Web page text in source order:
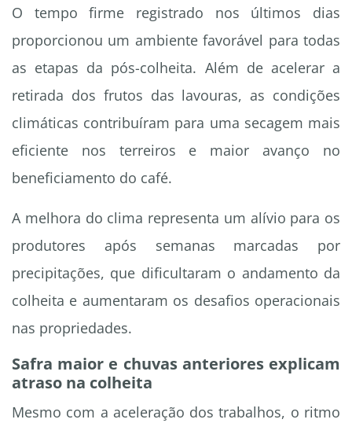
O tempo firme registrado nos últimos dias
proporcionou um ambiente favorável para todas
as etapas da pós-colheita. Além de acelerar a
retirada dos frutos das lavouras, as condições
climáticas contribuíram para uma secagem mais
eficiente nos terreiros e maior avanço no
beneficiamento do café.
A melhora do clima representa um alívio para os
produtores após semanas marcadas por
precipitações, que dificultaram o andamento da
colheita e aumentaram os desafios operacionais
nas propriedades.
Safra maior e chuvas anteriores explicam
atraso na colheita
Mesmo com a aceleração dos trabalhos, o ritmo